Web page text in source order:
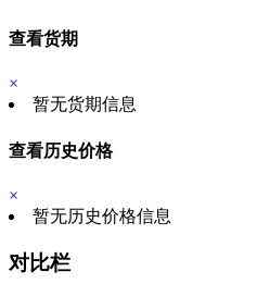
查看货期
×
暂无货期信息
查看历史价格
×
暂无历史价格信息
对比栏